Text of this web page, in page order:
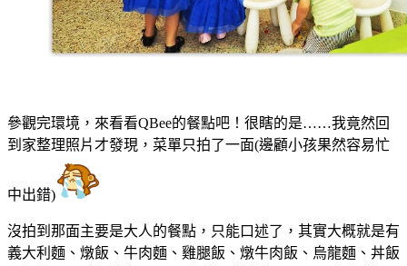
參觀完環境，來看看QBee的餐點吧！很瞎的是……我竟然回
到家整理照片才發現，菜單只拍了一面(邊顧小孩果然容易忙
中出錯)
沒拍到那面主要是大人的餐點，只能口述了，其實大概就是有
義大利麵、燉飯、牛肉麵、雞腿飯、燉牛肉飯、烏龍麵、丼飯